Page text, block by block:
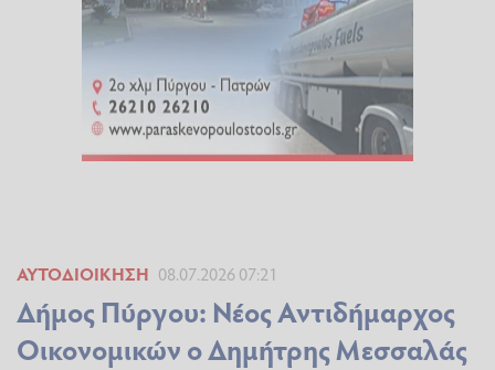
ΑΥΤΟΔΙΟΊΚΗΣΗ 08.07.2026 07:21
Δήμος Πύργου: Νέος Αντιδήμαρχος
Οικονομικών ο Δημήτρης Μεσσαλάς